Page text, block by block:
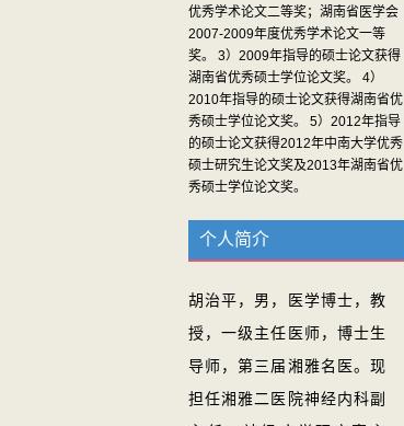
优秀学术论文二等奖；湖南省医学会
2007-2009年度优秀学术论文一等
奖。 3）2009年指导的硕士论文获得
湖南省优秀硕士学位论文奖。 4）
2010年指导的硕士论文获得湖南省优
秀硕士学位论文奖。 5）2012年指导
的硕士论文获得2012年中南大学优秀
硕士研究生论文奖及2013年湖南省优
秀硕士学位论文奖。
个人简介
胡治平，男，医学博士，教
授，一级主任医师，博士生
导师，第三届湘雅名医。现
担任湘雅二医院神经内科副